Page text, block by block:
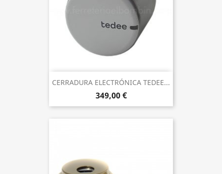
CERRADURA ELECTRÓNICA TEDEE...
349,00 €